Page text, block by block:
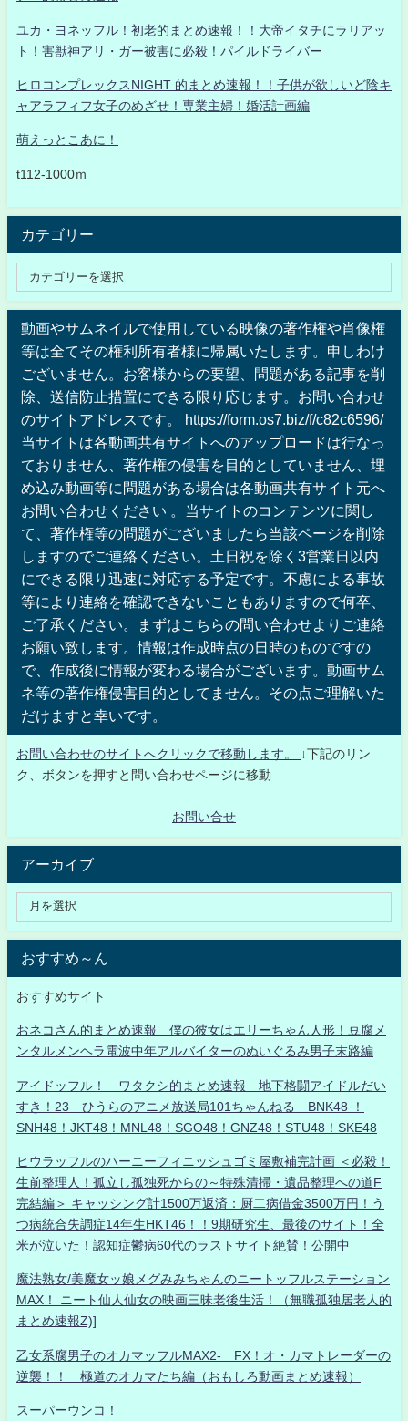
ユカ・ヨネッフル！初老的まとめ速報！！大帝イタチにラリアッ
ト！害獣神アリ・ガー被害に必殺！パイルドライバー
ヒロコンプレックスNIGHT 的まとめ速報！！子供が欲しいど陰キ
ャアラフィフ女子のめざせ！専業主婦！婚活計画編
萌えっとこあに！
t112-1000ｍ
カテゴリー
動画やサムネイルで使用している映像の著作権や肖像権
等は全てその権利所有者様に帰属いたします。申しわけ
ございません。お客様からの要望、問題がある記事を削
除、送信防止措置にできる限り応じます。お問い合わせ
のサイトアドレスです。 https://form.os7.biz/f/c82c6596/
当サイトは各動画共有サイトへのアップロードは行なっ
ておりません、著作権の侵害を目的としていません、埋
め込み動画等に問題がある場合は各動画共有サイト元へ
お問い合わせください 。当サイトのコンテンツに関し
て、著作権等の問題がございましたら当該ページを削除
しますのでご連絡ください。土日祝を除く3営業日以内
にできる限り迅速に対応する予定です。不慮による事故
等により連絡を確認できないこともありますので何卒、
ご了承ください。まずはこちらの問い合わせよりご連絡
お願い致します。情報は作成時点の日時のものですの
で、作成後に情報が変わる場合がございます。動画サム
ネ等の著作権侵害目的としてません。その点ご理解いた
だけますと幸いです。
お問い合わせのサイトへクリックで移動します。
↓下記のリン
ク、ボタンを押すと問い合わせページに移動
お問い合せ
アーカイブ
おすすめ～ん
おすすめサイト
おネコさん的まとめ速報 僕の彼女はエリーちゃん人形！豆腐メ
ンタルメンヘラ電波中年アルバイターのぬいぐるみ男子末路編
アイドッフル！ ワタクシ的まとめ速報 地下格闘アイドルだい
すき！23 ひうらのアニメ放送局101ちゃんねる BNK48 ！
SNH48！JKT48！MNL48！SGO48！GNZ48！STU48！SKE48
ヒウラッフルのハーニーフィニッシュゴミ屋敷補完計画 ＜必殺！
生前整理人！孤立し孤独死からの～特殊清掃・遺品整理への道F
完結編＞ キャッシング計1500万返済：厨二病借金3500万円！う
つ病統合失調症14年生HKT46！！9期研究生、最後のサイト！全
米が泣いた！認知症鬱病60代のラストサイト絶賛！公開中
魔法熟女/美魔女ッ娘メグみみちゃんのニートッフルステーション
MAX！ ニート仙人仙女の映画三昧老後生活！（無職孤独居老人的
まとめ速報Z)]
乙女系腐男子のオカマッフルMAX2- FX！オ・カマトレーダーの
逆襲！！ 極道のオカマたち編（おもしろ動画まとめ速報）
スーパーウンコ！